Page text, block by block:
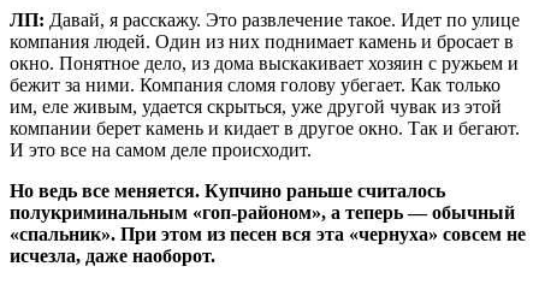
ЛП: Давай, я расскажу. Это развлечение такое. Идет по улице
компания людей. Один из них поднимает камень и бросает в
окно. Понятное дело, из дома выскакивает хозяин с ружьем и
бежит за ними. Компания сломя голову убегает. Как только
им, еле живым, удается скрыться, уже другой чувак из этой
компании берет камень и кидает в другое окно. Так и бегают.
И это все на самом деле происходит.
Но ведь все меняется. Купчино раньше считалось
полукриминальным «гоп-районом», а теперь — обычный
«спальник». При этом из песен вся эта «чернуха» совсем не
исчезла, даже наоборот.